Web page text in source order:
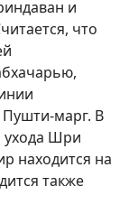
и
что
Пушти-марг. В
ухода Шри
находится на
также